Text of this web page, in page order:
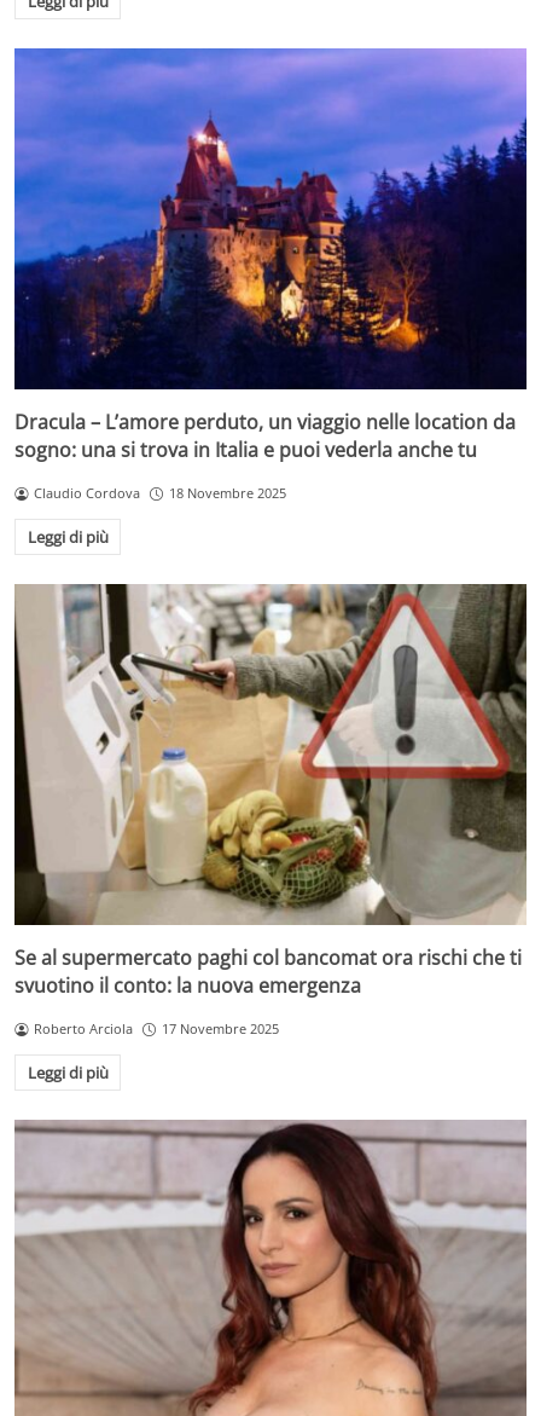
Dracula – L’amore perduto, un viaggio nelle location da
sogno: una si trova in Italia e puoi vederla anche tu
Claudio Cordova 18 Novembre 2025
Leggi di più
Se al supermercato paghi col bancomat ora rischi che ti
svuotino il conto: la nuova emergenza
Roberto Arciola 17 Novembre 2025
Leggi di più